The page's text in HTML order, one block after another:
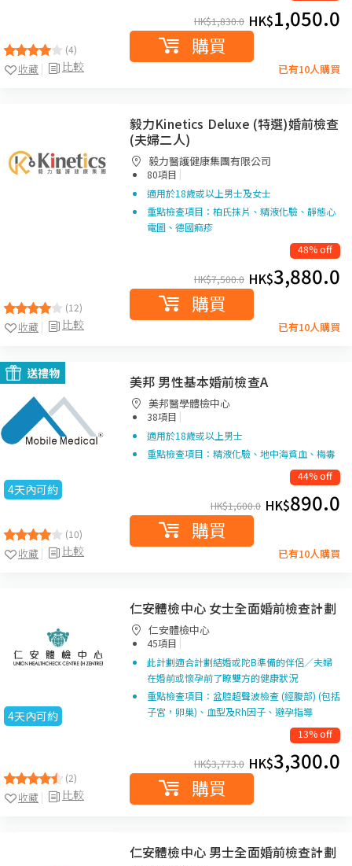
(4)
比較
收藏
HK$1,830.0 HK$1,050.0
購買
已有10人購買
(12)
比較
收藏
毅力Kinetics Deluxe (特選)婚前檢查
(夫婦二人)
毅力醫護健康集團有限公司
80項目 |
適用於18歲或以上男士及女士
重點檢查項目：柏氏抹片、精液化驗、靜態心
電圖、德國痲疹
48% off
HK$7,500.0 HK$3,880.0
購買
已有10人購買
送禮物
4天內可約
(10)
比較
收藏
美邦 男性基本婚前檢查A
美邦醫學體檢中心
38項目 |
適用於18歲或以上男士
重點檢查項目：精液化驗、地中海貧血、梅毒
44% off
HK$1,600.0 HK$890.0
購買
已有10人購買
4天內可約
(2)
比較
收藏
仁安體檢中心 女士全面婚前檢查計劃
仁安體檢中心
45項目 |
此計劃適合計劃結婚或陀B準備的伴侶／夫婦
在婚前或懷孕前了瞭雙方的健康狀況
重點檢查項目：盆腔超聲波檢查 (經腹部) (包括
子宮，卵巢)、血型及Rh因子、避孕指導
13% off
HK$3,773.0 HK$3,300.0
購買
仁安體檢中心 男士全面婚前檢查計劃